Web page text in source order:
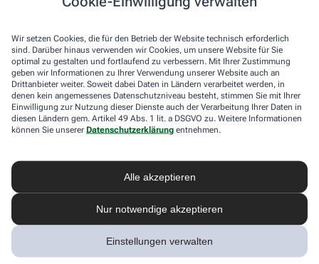
Wir setzen Cookies, die für den Betrieb der Website technisch erforderlich
sind. Darüber hinaus verwenden wir Cookies, um unsere Website für Sie
optimal zu gestalten und fortlaufend zu verbessern. Mit Ihrer Zustimmung
geben wir Informationen zu Ihrer Verwendung unserer Website auch an
Drittanbieter weiter. Soweit dabei Daten in Ländern verarbeitet werden, in
denen kein angemessenes Datenschutzniveau besteht, stimmen Sie mit Ihrer
Einwilligung zur Nutzung dieser Dienste auch der Verarbeitung Ihrer Daten in
diesen Ländern gem. Artikel 49 Abs. 1 lit. a DSGVO zu. Weitere Informationen
können Sie unserer Datenschutzerklärung entnehmen.
Alle akzeptieren
Nur notwendige akzeptieren
Einstellungen verwalten